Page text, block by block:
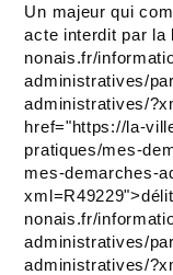
Un majeur qui
acte interdit par la
nonais.fr/
administratives/
administratives/
href="https://la-
pratiques/mes-
mes-demarches-
nonais.fr/
administratives/
administratives/